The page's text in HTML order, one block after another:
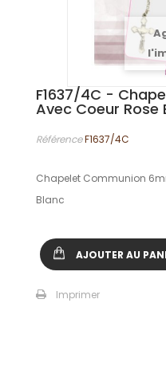
F1637/4C -
Avec Coeur Rose
RéférenceF1637/4C
Chapelet Communion
Blanc
AJOUTER AU
Imprimer